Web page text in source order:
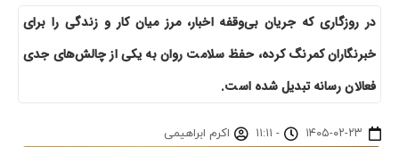
در روزگاری که جریان بی‌وقفه اخبار، مرز میان کار و زندگی را برای
خبرنگاران کمرنگ کرده، حفظ سلامت روان به یکی از چالش‌های جدی
فعالان رسانه تبدیل شده است.
۱۴۰۵-۰۲-۲۳ - ۱۱:۱۱ اکرم ابراهیمی